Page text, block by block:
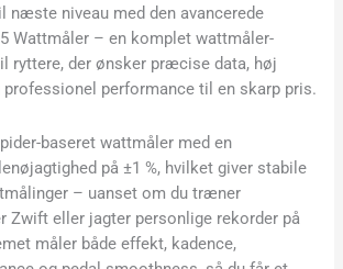
næste niveau med den avancerede
Wattmåler – en komplet wattmåler-
ryttere, der ønsker præcise data, høj
performance til en skarp pris.
baseret wattmåler med en
på ±1 %, hvilket giver stabile
– uanset om du træner
Zwift eller jagter personlige rekorder på
måler både effekt, kadence,